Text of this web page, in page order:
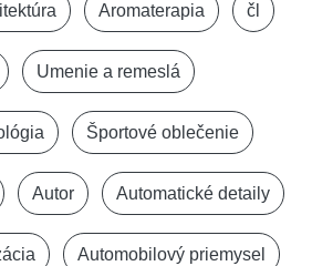
Aromaterapia čl
Umenie a remeslá
Športové oblečenie
Autor Automatické detaily
Automobilový priemysel